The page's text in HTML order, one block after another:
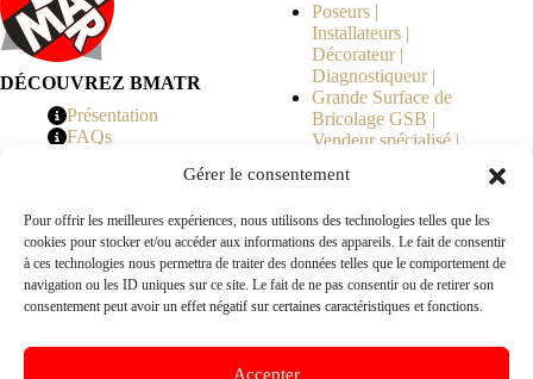
Gérer le consentement
Pour offrir les meilleures expériences, nous utilisons des technologies telles que les
cookies pour stocker et/ou accéder aux informations des appareils. Le fait de consentir
à ces technologies nous permettra de traiter des données telles que le comportement de
navigation ou les ID uniques sur ce site. Le fait de ne pas consentir ou de retirer son
consentement peut avoir un effet négatif sur certaines caractéristiques et fonctions.
Accepter
DÉCOUVREZ BMATR
Présentation
FAQs
Poseurs |
Installateurs |
Décorateur |
Diagnostiqueur |
Grande Surface de
Bricolage GSB |
Vendeur spécialisé |
Copropriété | MOE |
en Travaux |
Fabricants | Marque |
© 2026 BMATR® — Tous droits réservés.